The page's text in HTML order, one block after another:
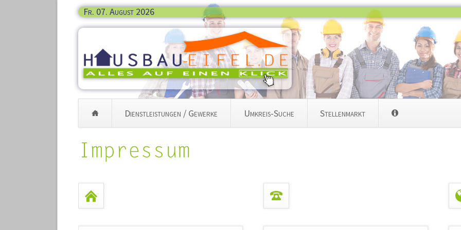
Fr. 07. August 2026
Dienstleistungen / Gewerke Umkreis-Suche
Stellenmarkt
überspringen